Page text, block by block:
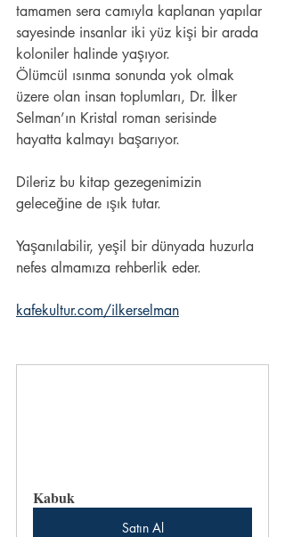
tamamen sera camıyla kaplanan yapılar
sayesinde insanlar iki yüz kişi bir arada
koloniler halinde yaşıyor.
Ölümcül ısınma sonunda yok olmak
üzere olan insan toplumları, Dr. İlker
Selman’ın Kristal roman serisinde
hayatta kalmayı başarıyor.
Dileriz bu kitap gezegenimizin
geleceğine de ışık tutar.
Yaşanılabilir, yeşil bir dünyada huzurla
nefes almamıza rehberlik eder.
kafekultur.com/ilkerselman
Kabuk
Satın Al